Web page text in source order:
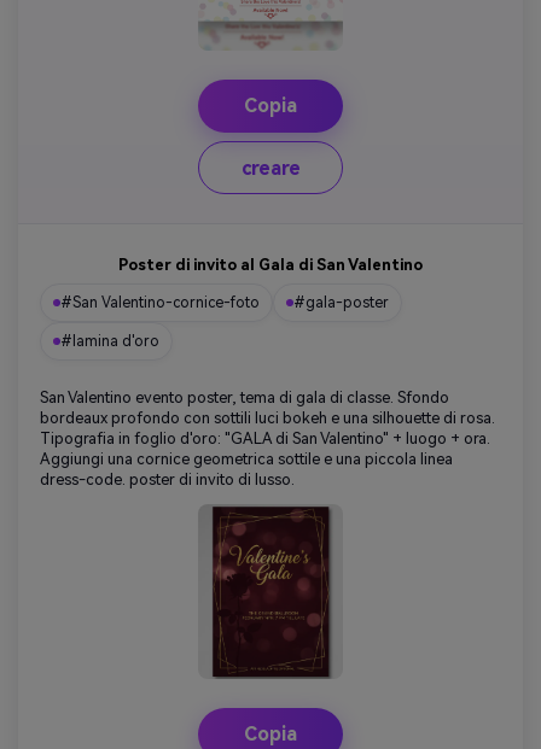
Copia
creare
Poster di invito al Gala di San Valentino
#San Valentino-cornice-foto #gala-poster
#lamina d'oro
San Valentino evento poster, tema di gala di classe. Sfondo
bordeaux profondo con sottili luci bokeh e una silhouette di rosa.
Tipografia in foglio d'oro: "GALA di San Valentino" + luogo + ora.
Aggiungi una cornice geometrica sottile e una piccola linea
dress-code. poster di invito di lusso.
Copia